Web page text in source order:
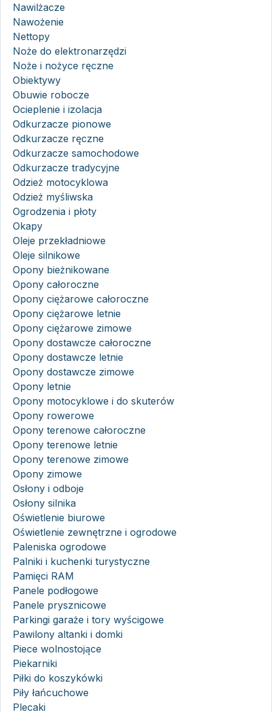
Nawilżacze
Nawożenie
Nettopy
Noże do elektronarzędzi
Noże i nożyce ręczne
Obiektywy
Obuwie robocze
Ocieplenie i izolacja
Odkurzacze pionowe
Odkurzacze ręczne
Odkurzacze samochodowe
Odkurzacze tradycyjne
Odzież motocyklowa
Odzież myśliwska
Ogrodzenia i płoty
Okapy
Oleje przekładniowe
Oleje silnikowe
Opony bieżnikowane
Opony całoroczne
Opony ciężarowe całoroczne
Opony ciężarowe letnie
Opony ciężarowe zimowe
Opony dostawcze całoroczne
Opony dostawcze letnie
Opony dostawcze zimowe
Opony letnie
Opony motocyklowe i do skuterów
Opony rowerowe
Opony terenowe całoroczne
Opony terenowe letnie
Opony terenowe zimowe
Opony zimowe
Osłony i odboje
Osłony silnika
Oświetlenie biurowe
Oświetlenie zewnętrzne i ogrodowe
Paleniska ogrodowe
Palniki i kuchenki turystyczne
Pamięci RAM
Panele podłogowe
Panele prysznicowe
Parkingi garaże i tory wyścigowe
Pawilony altanki i domki
Piece wolnostojące
Piekarniki
Piłki do koszykówki
Piły łańcuchowe
Plecaki